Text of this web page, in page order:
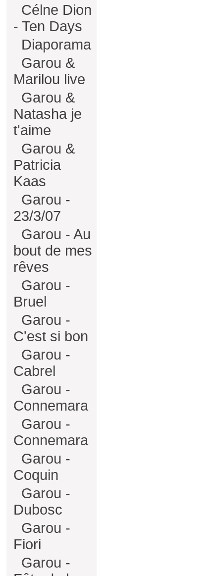
Célne Dion
- Ten Days
Diaporama
Garou &
Marilou live
Garou &
Natasha je
t'aime
Garou &
Patricia
Kaas
Garou -
23/3/07
Garou - Au
bout de mes
rêves
Garou -
Bruel
Garou -
C'est si bon
Garou -
Cabrel
Garou -
Connemara
Garou -
Connemara
Garou -
Coquin
Garou -
Dubosc
Garou -
Fiori
Garou -